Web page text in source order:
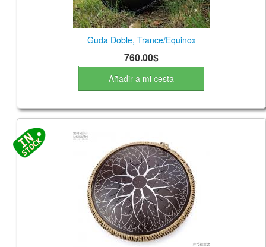
Guda Doble, Trance/Equinox
760.00$
Añadir a mi cesta